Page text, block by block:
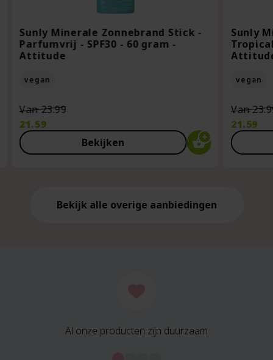
Sunly Minerale Zonnebrand Stick -
Parfumvrij - SPF30 - 60 gram -
Attitude
vegan
Van23.99Oorspronkelijke
was:
€23.99.
21.59
Huidige
prijs
Bekijken
Sunly
vegan
Van
21.59
Huidige
prijs
Bekijk alle overige aanbiedingen
Al onze producten zijn duurzaam